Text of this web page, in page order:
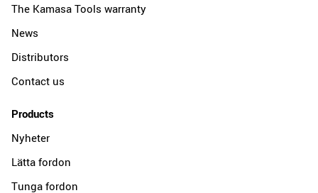
The Kamasa Tools warranty
News
Distributors
Contact us
Products
Nyheter
Lätta fordon
Tunga fordon